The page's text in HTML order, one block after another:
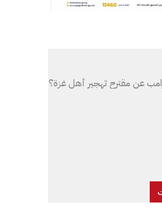
عن مقترح تهجير أهل غزة؟